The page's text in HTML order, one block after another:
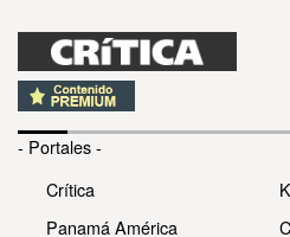
- Portales -
Crítica
Panamá América